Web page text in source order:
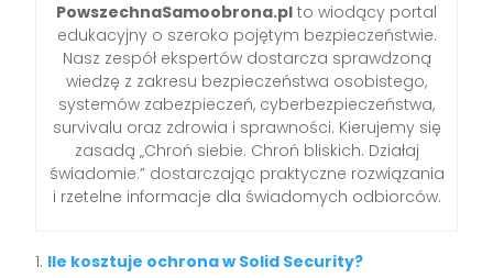
PowszechnaSamoobrona.pl to wiodący portal
edukacyjny o szeroko pojętym bezpieczeństwie.
Nasz zespół ekspertów dostarcza sprawdzoną
wiedzę z zakresu bezpieczeństwa osobistego,
systemów zabezpieczeń, cyberbezpieczeństwa,
survivalu oraz zdrowia i sprawności. Kierujemy się
zasadą „Chroń siebie. Chroń bliskich. Działaj
świadomie.” dostarczając praktyczne rozwiązania
i rzetelne informacje dla świadomych odbiorców.
Ile kosztuje ochrona w Solid Security?